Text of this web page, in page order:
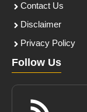
Contact Us
Disclaimer
Privacy Policy
Follow Us